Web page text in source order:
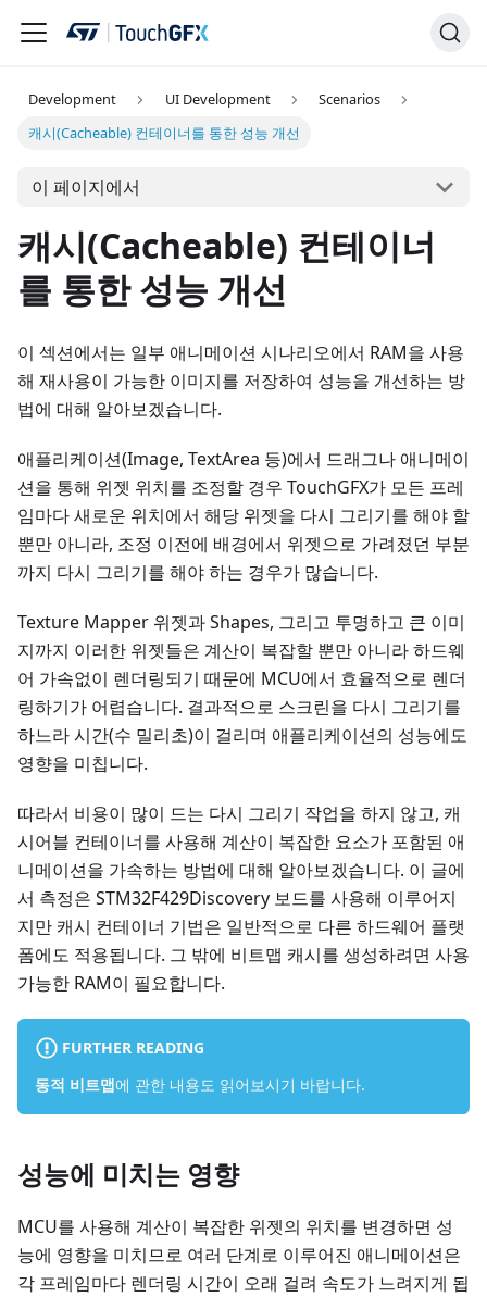
Development UI Development
Scenarios
캐시(Cacheable) 컨테이너를 통한 성능 개선
이 페이지에서
캐시(Cacheable) 컨테이너
를 통한 성능 개선
이 섹션에서는 일부 애니메이션 시나리오에서 RAM을 사용
해 재사용이 가능한 이미지를 저장하여 성능을 개선하는 방
법에 대해 알아보겠습니다.
애플리케이션(Image, TextArea 등)에서 드래그나 애니메이
션을 통해 위젯 위치를 조정할 경우 TouchGFX가 모든 프레
임마다 새로운 위치에서 해당 위젯을 다시 그리기를 해야 할
뿐만 아니라, 조정 이전에 배경에서 위젯으로 가려졌던 부분
까지 다시 그리기를 해야 하는 경우가 많습니다.
Texture Mapper 위젯과 Shapes, 그리고 투명하고 큰 이미
지까지 이러한 위젯들은 계산이 복잡할 뿐만 아니라 하드웨
어 가속없이 렌더링되기 때문에 MCU에서 효율적으로 렌더
링하기가 어렵습니다. 결과적으로 스크린을 다시 그리기를
하느라 시간(수 밀리초)이 걸리며 애플리케이션의 성능에도
영향을 미칩니다.
따라서 비용이 많이 드는 다시 그리기 작업을 하지 않고, 캐
시어블 컨테이너를 사용해 계산이 복잡한 요소가 포함된 애
니메이션을 가속하는 방법에 대해 알아보겠습니다. 이 글에
서 측정은 STM32F429Discovery 보드를 사용해 이루어지
지만 캐시 컨테이너 기법은 일반적으로 다른 하드웨어 플랫
폼에도 적용됩니다. 그 밖에 비트맵 캐시를 생성하려면 사용
가능한 RAM이 필요합니다.
FURTHER READING
동적 비트맵에 관한 내용도 읽어보시기 바랍니다.
성능에 미치는 영향
MCU를 사용해 계산이 복잡한 위젯의 위치를 변경하면 성
능에 영향을 미치므로 여러 단계로 이루어진 애니메이션은
각 프레임마다 렌더링 시간이 오래 걸려 속도가 느려지게 됩